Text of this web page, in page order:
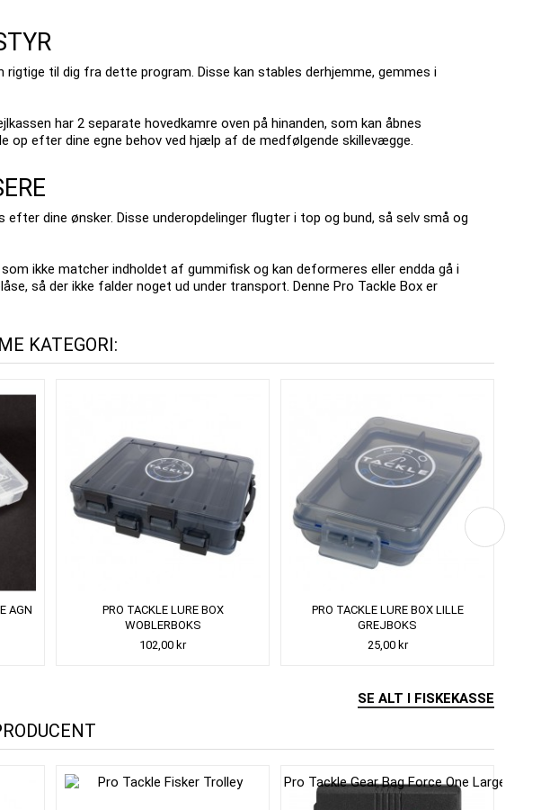
rigtige til dig fra dette program. Disse kan stables derhjemme, gemmes i
har 2 separate hovedkamre oven på hinanden, som kan åbnes
op efter dine egne behov ved hjælp af de medfølgende skillevægge.
efter dine ønsker. Disse underopdelinger flugter i top og bund, så selv små og
ikke matcher indholdet af gummifisk og kan deformeres eller endda gå i
så der ikke falder noget ud under transport. Denne Pro Tackle Box er
KATEGORI:
AGN
PRO TACKLE LURE BOX
WOBLERBOKS
102,00 kr
PRO TACKLE LURE BOX LILLE
GREJBOKS
25,00 kr
SE ALT I FISKEKASSE